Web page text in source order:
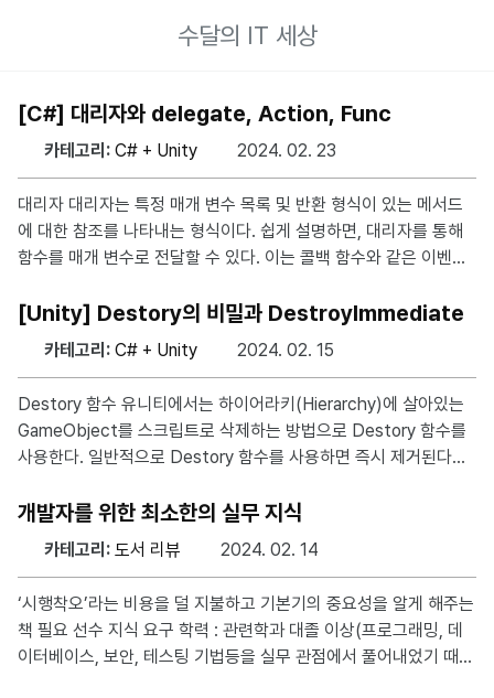
수달의 IT 세상
[C#] 대리자와 delegate, Action, Func
카테고리: C# + Unity 2024. 02. 23
대리자 대리자는 특정 매개 변수 목록 및 반환 형식이 있는 메서드
에 대한 참조를 나타내는 형식이다. 쉽게 설명하면, 대리자를 통해
함수를 매개 변수로 전달할 수 있다. 이는 콜백 함수와 같은 이벤트
수에 대해 완전히 개체 지향이라는 점에서 다르다. 매개변수로는 상
황에 따라 Action이나 Func를 사용한다. 매개 변수가 없으며 값을
반환하지 않는 경우에는 Action을 사용하고, 이외의 경우에는 모두
경우 예를 들어 아래와 같은 경우를 볼 수 있다. using System; usi
ng System.Windows.Forms; public c
[Unity] Destory의 비밀과 DestroyImmediate
카테고리: C# + Unity 2024. 02. 15
Destory 함수 유니티에서는 하이어라키(Hierarchy)에 살아있는
GameObject를 스크립트로 삭제하는 방법으로 Destory 함수를
사용한다. 일반적으로 Destory 함수를 사용하면 즉시 제거된다고
생한 시점에서부터 다음 Update 함수가 호출되기 전 사이에 파괴
된다. 그래서 흔히 다음과 같은 실수를 하기 쉽다. foreach (Trans
form child in GameObject.Find("EMPTYOBJECT").transfor
ransform child in GameObject.Find("
개발자를 위한 최소한의 실무 지식
카테고리: 도서 리뷰 2024. 02. 14
‘시행착오’라는 비용을 덜 지불하고 기본기의 중요성을 알게 해주는
책 필요 선수 지식 요구 학력 : 관련학과 대졸 이상(프로그래밍, 데
이터베이스, 보안, 테스팅 기법등을 실무 관점에서 풀어내었기 때